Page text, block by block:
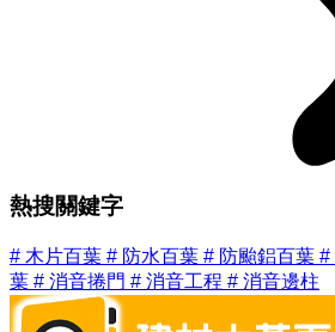
熱搜關鍵字
# 木片百葉 # 防水百葉 # 防颱鋁百葉 #
葉 # 消音捲門 # 消音工程 # 消音邊柱